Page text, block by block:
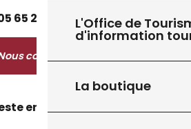
L'Office de
d'information
La boutique
65 27 50
contacter
en contact ?